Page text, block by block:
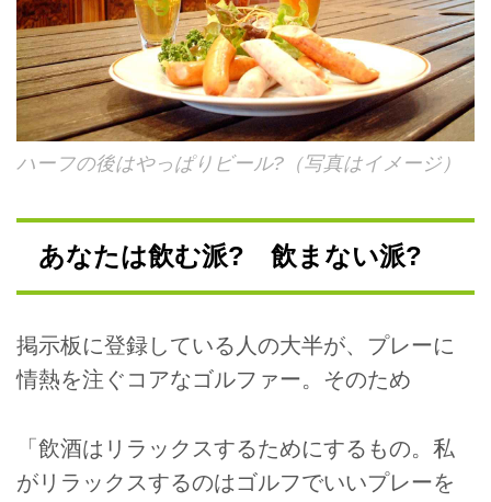
ハーフの後はやっぱりビール?（写真はイメージ）
あなたは飲む派? 飲まない派?
掲示板に登録している人の大半が、プレーに
情熱を注ぐコアなゴルファー。そのため
「飲酒はリラックスするためにするもの。私
がリラックスするのはゴルフでいいプレーを